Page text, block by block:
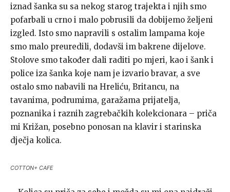
iznad šanka su sa nekog starog trajekta i njih smo
pofarbali u crno i malo pobrusili da dobijemo željeni
izgled. Isto smo napravili s ostalim lampama koje
smo malo preuredili, dodavši im bakrene dijelove.
Stolove smo također dali raditi po mjeri, kao i šank i
police iza šanka koje nam je izvario bravar, a sve
ostalo smo nabavili na Hreliću, Britancu, na
tavanima, podrumima, garažama prijatelja,
poznanika i raznih zagrebačkih kolekcionara – priča
mi Križan, posebno ponosan na klavir i starinska
dječja kolica.
COTTON+ CAFE